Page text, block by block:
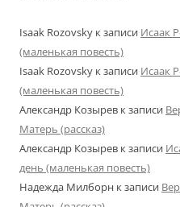
Isaak Rozovsky к записи Исаак
(маленькая повесть)
Isaak Rozovsky к записи Исаак
(маленькая повесть)
Александр Козырев к записи
Матерь (рассказ)
Александр Козырев к записи
день (маленькая повесть)
Надежда Милборн к записи